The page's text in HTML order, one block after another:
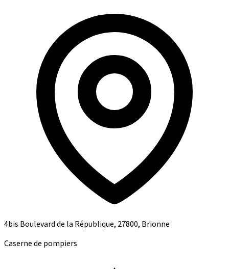
4bis Boulevard de la République, 27800, Brionne
Caserne de pompiers